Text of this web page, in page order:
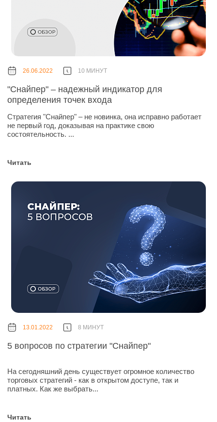
26.06.2022 10 МИНУТ
"Снайпер" – надежный индикатор для
определения точек входа
Стратегия "Снайпер" – не новинка, она исправно работает
не первый год, доказывая на практике свою
состоятельность. ...
Читать
13.01.2022 8 МИНУТ
5 вопросов по стратегии "Снайпер"
На сегодняшний день существует огромное количество
торговых стратегий - как в открытом доступе, так и
платных. Как же выбрать...
Читать